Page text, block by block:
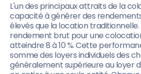
L'un des principaux attraits de la
capacité à générer des
élevés que la location traditionnelle.
rendement brut pour une
atteindre 8 à 10 %. Cette
somme des loyers individuels des
généralement supérieure au loyer